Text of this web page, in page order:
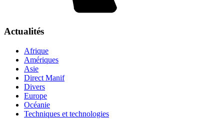
Actualités
Afrique
Amériques
Asie
Direct Manif
Divers
Europe
Océanie
Techniques et technologies